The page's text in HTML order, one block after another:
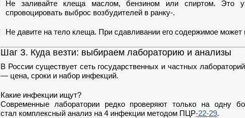
Не заливайте клеща маслом, бензином или спиртом. Это
спровоцировать выброс возбудителей в ранку-.
Не давите на тело клеща. При сдавливании его содержимое может
Шаг 3. Куда везти: выбираем лабораторию и анализы
В России существует сеть государственных и частных
— цена, сроки и набор инфекций.
Какие инфекции ищут?
Современные лаборатории редко проверяют только на одну
стал комплексный анализ на 4 инфекции методом ПЦР-22-29.